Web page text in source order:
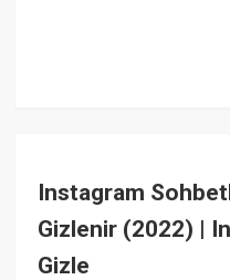
Instagram
Gizlenir (2022) |
Gizle